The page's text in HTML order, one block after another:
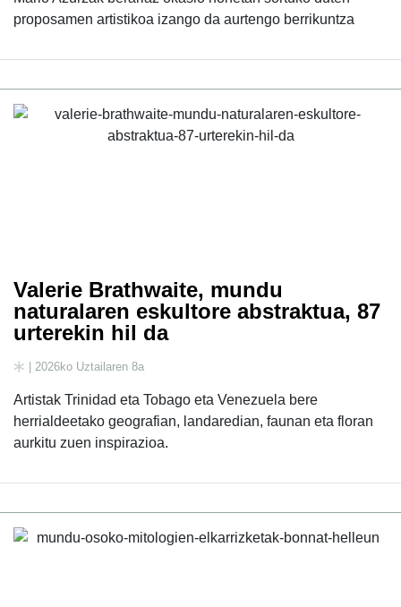
proposamen artistikoa izango da aurtengo berrikuntza
Valerie Brathwaite, mundu
naturalaren eskultore abstraktua, 87
urterekin hil da
| 2026ko Uztailaren 8a
Artistak Trinidad eta Tobago eta Venezuela bere
herrialdeetako geografian, landaredian, faunan eta floran
aurkitu zuen inspirazioa.